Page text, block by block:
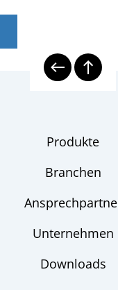
Produkte
Branchen
Unternehmen
Downloads